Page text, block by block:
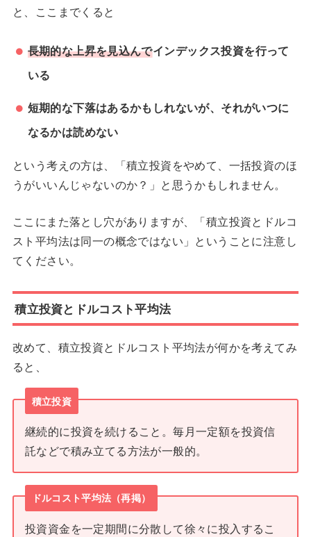
と、ここまでくると
長期的な上昇を見込んでインデックス投資を行って
いる
短期的な下落はあるかもしれないが、それがいつに
なるかは読めない
という考えの方は、「積立投資をやめて、一括投資のほ
うがいいんじゃないのか？」と思うかもしれません。
ここにまた落とし穴がありますが、「積立投資とドルコ
スト平均法は同一の概念ではない」ということに注意し
てください。
積立投資とドルコスト平均法
改めて、積立投資とドルコスト平均法が何かを考えてみ
ると、
積立投資
継続的に投資を続けること。毎月一定額を投資信
託などで積み立てる方法が一般的。
ドルコスト平均法（再掲）
投資資金を一定期間に分散して徐々に投入するこ